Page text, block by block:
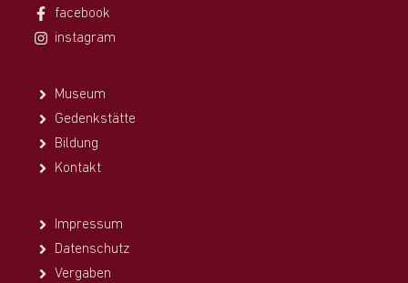
facebook
instagram
Museum
Gedenkstätte
Bildung
Kontakt
Impressum
Datenschutz
Vergaben